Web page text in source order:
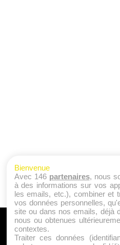
A
Qui
Bienvenue
Avec 146 partenaires, nous
à des informations sur vos
les emails, etc.), combiner et
vos données personnelles,
site ou dans nos emails, déjà
nous ou obtenues
contextes.
Traiter ces données